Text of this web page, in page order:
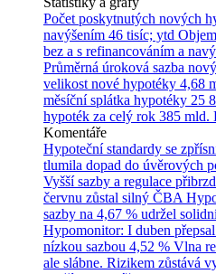
Počet poskytnutých nových
navýšením 46 tisíc; ytd
bez a s refinancováním a
Průměrná úroková sazba
velikost nové hypotéky 4,68
měsíční splátka hypotéky 25
hypoték za celý rok 385 mld.
Komentáře
Hypoteční standardy se
tlumila dopad do úvěrových
Vyšší sazby a regulace
červnu zůstal silný ČBA
sazby na 4,67 % udržel
Hypomonitor: I duben
nízkou sazbou 4,52 % Vlna
ale slábne. Rizikem zůstává